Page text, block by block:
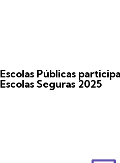
Escolas Públicas
Escolas Seguras 2025